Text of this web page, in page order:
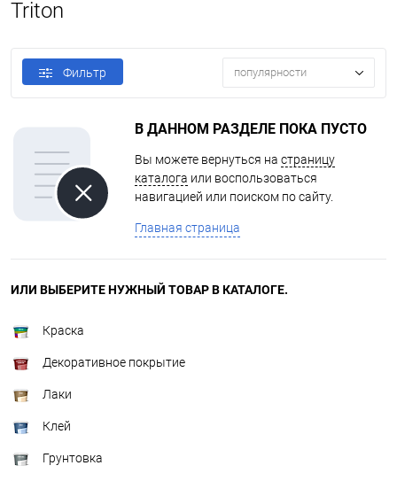
Triton
Фильтр популярности
В ДАННОМ РАЗДЕЛЕ ПОКА ПУСТО
Вы можете вернуться на страницу
каталога или воспользоваться
навигацией или поиском по сайту.
Главная страница
ИЛИ ВЫБЕРИТЕ НУЖНЫЙ ТОВАР В КАТАЛОГЕ.
Краска
Декоративное покрытие
Лаки
Клей
Грунтовка